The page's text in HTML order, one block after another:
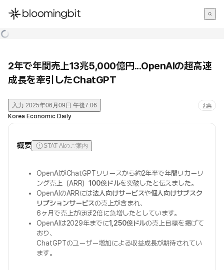
한국어
2年で年間売上13兆5,000億円...OpenAIの超高速
成長を牽引したChatGPT
入力 2025年06月09日 午後7:06 出典
Korea Economic Daily
概要 STAT AIのご案内
OpenAIがChatGPTリリースから約2年半で年間リカーリ
ング売上（ARR）100億ドルを突破したと伝えました。
OpenAIのARRには法人向けサービスや個人向けサブスク
リプションサービスの売上が含まれ、
6ヶ月で売上がほぼ2倍に急増したとしています。
OpenAIは2029年までに1,250億ドルの売上目標を掲げて
おり、
ChatGPTのユーザー増加による収益成長が期待されてい
ます。